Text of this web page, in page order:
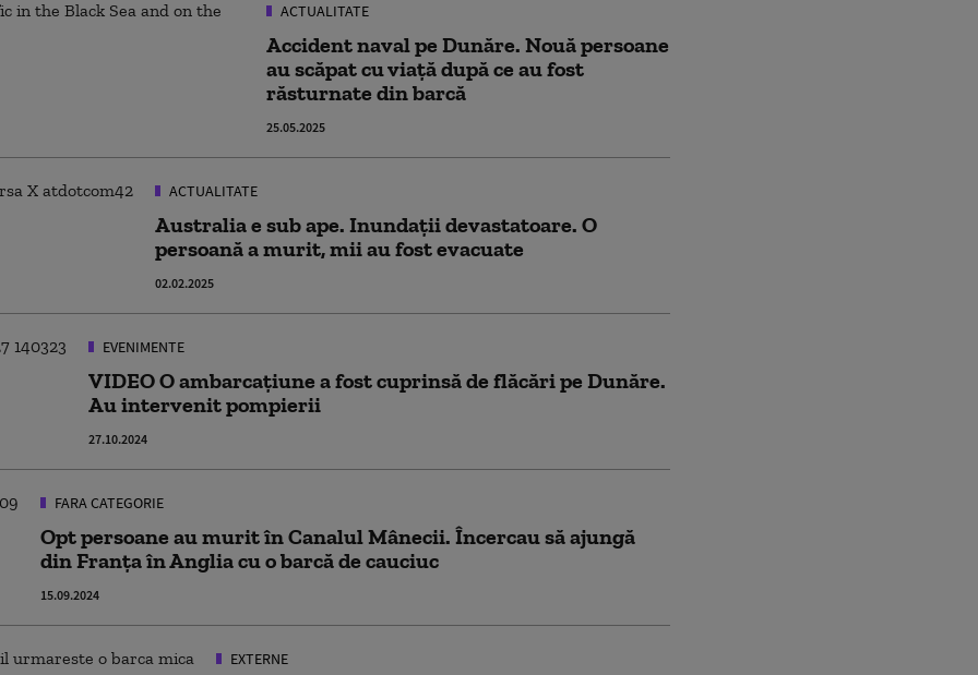
ACTUALITATE
Accident naval pe Dunăre. Nouă persoane
au scăpat cu viață după ce au fost
răsturnate din barcă
25.05.2025
ACTUALITATE
Australia e sub ape. Inundații devastatoare. O
persoană a murit, mii au fost evacuate
02.02.2025
EVENIMENTE
VIDEO O ambarcațiune a fost cuprinsă de flăcări pe Dunăre.
Au intervenit pompierii
27.10.2024
FARA CATEGORIE
Opt persoane au murit în Canalul Mânecii. Încercau să ajungă
din Franța în Anglia cu o barcă de cauciuc
15.09.2024
EXTERNE